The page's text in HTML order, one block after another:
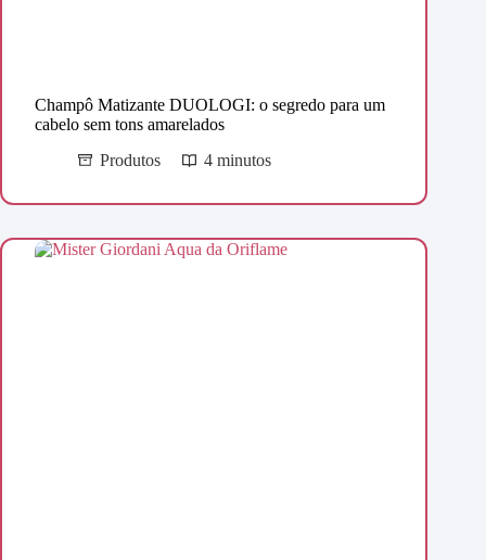
Champô Matizante DUOLOGI: o segredo para um
cabelo sem tons amarelados
Produtos
4 minutos